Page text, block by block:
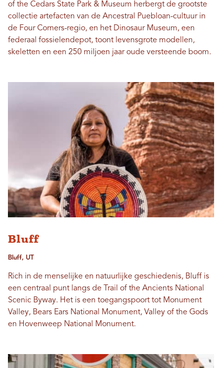
of the Cedars State Park & Museum herbergt de grootste
collectie artefacten van de Ancestral Puebloan-cultuur in
de Four Corners-regio, en het Dinosaur Museum, een
federaal fossielendepot, toont levensgrote modellen,
skeletten en een 250 miljoen jaar oude versteende boom.
Bluff
Bluff, UT
Rich in de menselijke en natuurlijke geschiedenis, Bluff is
een centraal punt langs de Trail of the Ancients National
Scenic Byway. Het is een toegangspoort tot Monument
Valley, Bears Ears National Monument, Valley of the Gods
en Hovenweep National Monument.